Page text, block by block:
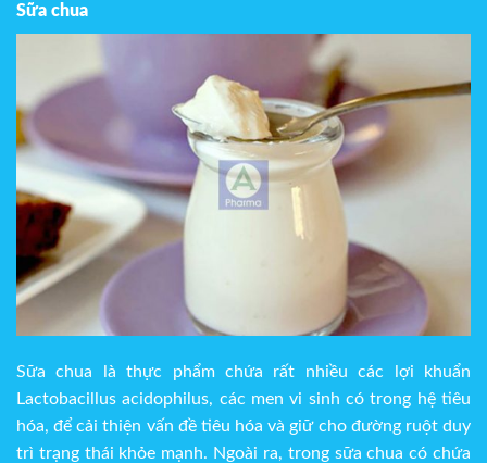
Sữa chua
Sữa chua là thực phẩm chứa rất nhiều các lợi khuẩn
Lactobacillus acidophilus, các men vi sinh có trong hệ tiêu
hóa, để cải thiện vấn đề tiêu hóa và giữ cho đường ruột duy
trì trạng thái khỏe mạnh. Ngoài ra, trong sữa chua có chứa